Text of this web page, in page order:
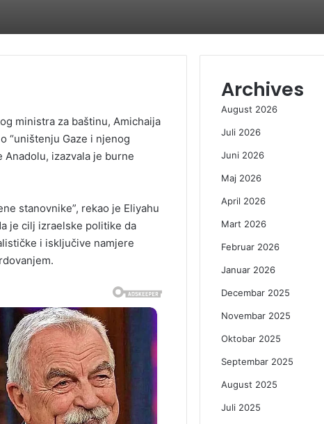
ministra za baštinu, Amichaija
“uništenju Gaze i njenog
Anadolu, izazvala je burne
stanovnike”, rekao je Eliyahu
je cilj izraelske politike da
i isključive namjere
Archives
August 2026
Juli 2026
Juni 2026
Maj 2026
April 2026
Mart 2026
Februar 2026
Januar 2026
Decembar 2025
Novembar 2025
Oktobar 2025
Septembar 2025
August 2025
Juli 2025